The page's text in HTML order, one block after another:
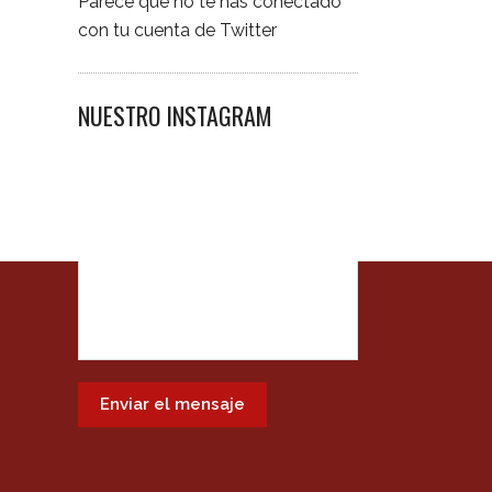
con tu cuenta de Twitter
NUESTRO INSTAGRAM